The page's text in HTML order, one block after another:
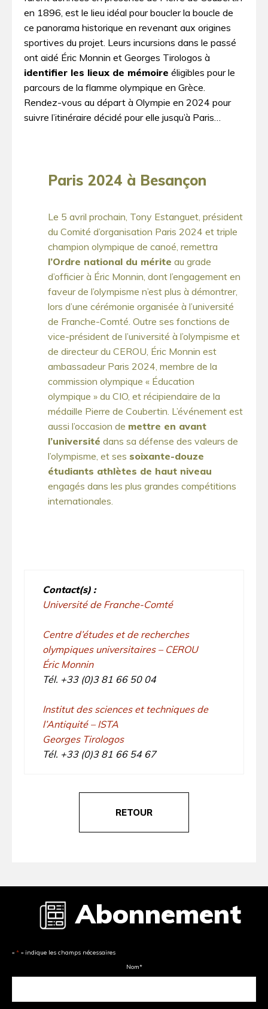
en 1896, est le lieu idéal pour boucler la boucle de
ce panorama historique en revenant aux origines
sportives du projet. Leurs incursions dans le passé
ont aidé Éric Monnin et Georges Tirologos à
identifier les lieux de mémoire éligibles pour le
parcours de la flamme olympique en Grèce.
Rendez-vous au départ à Olympie en 2024 pour
suivre l’itinéraire décidé pour elle jusqu’à Paris…
Paris 2024 à Besançon
Le 5 avril prochain, Tony Estanguet, président
du Comité d’organisation Paris 2024 et triple
champion olympique de canoé, remettra
l’Ordre national du mérite au grade
d’officier à Éric Monnin, dont l’engagement en
faveur de l’olympisme n’est plus à démontrer,
lors d’une cérémonie organisée à l’université
de Franche-Comté. Outre ses fonctions de
vice-président de l’université à l’olympisme et
de directeur du CEROU, Éric Monnin est
ambassadeur Paris 2024, membre de la
commission olympique « Éducation
olympique » du CIO, et récipiendaire de la
médaille Pierre de Coubertin. L’événement est
aussi l’occasion de mettre en avant
l’université dans sa défense des valeurs de
l’olympisme, et ses soixante-douze
étudiants athlètes de haut niveau
engagés dans les plus grandes compétitions
internationales.
Contact(s) :
Université de Franche-Comté
Centre d’études et de recherches
olympiques universitaires – CEROU
Éric Monnin
Tél. +33 (0)3 81 66 50 04
Institut des sciences et techniques de
l’Antiquité – ISTA
Georges Tirologos
Tél. +33 (0)3 81 66 54 67
RETOUR
Abonnement
« * » indique les champs nécessaires
Nom*